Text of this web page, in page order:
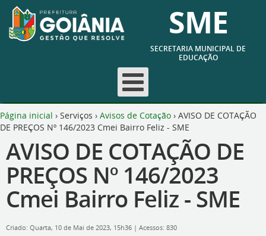
SME
SECRETARIA MUNICIPAL DE
EDUCAÇÃO
Página inicial › Serviços › Avisos de Cotação › AVISO DE COTAÇÃO
DE PREÇOS Nº 146/2023 Cmei Bairro Feliz - SME
AVISO DE COTAÇÃO DE
PREÇOS Nº 146/2023
Cmei Bairro Feliz - SME
Criado: Quarta, 10 de Mai de 2023, 15h36 | Acessos: 830